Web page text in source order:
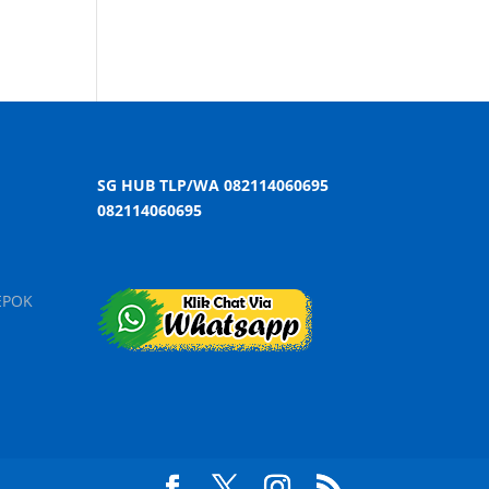
SG HUB TLP/WA 082114060695
082114060695